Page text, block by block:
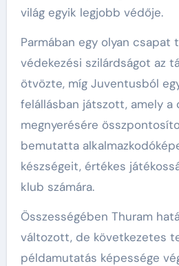
világ egyik legjobb védője.
Parmában egy olyan csapat
védekezési szilárdságot az
ötvözte, míg Juventusból
felállásban játszott, amely a
megnyerésére
bemutatta
készségeit, értékes
klub számára.
Összességében Thuram
változott, de következetes
példamutatás képessége